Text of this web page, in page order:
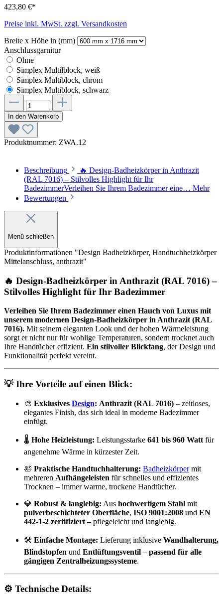
423,80 €*
Preise inkl. MwSt. zzgl. Versandkosten
Breite x Höhe in (mm)
Anschlussgarnitur
Ohne
Simplex Multilblock, weiß
Simplex Multiblock, chrom
Simplex Multiblock, schwarz
In den Warenkorb
Produktnummer: ZWA.12
Beschreibung
🔥 Design-Badheizkörper in Anthrazit
(RAL 7016) – Stilvolles Highlight für Ihr
BadezimmerVerleihen Sie Ihrem Badezimmer eine… Mehr
Bewertungen
Menü schließen
Produktinformationen "Design Badheizkörper, Handtuchheizkörper
Mittelanschluss, anthrazit"
🔥 Design-Badheizkörper in Anthrazit (RAL 7016) –
Stilvolles Highlight für Ihr Badezimmer
Verleihen Sie Ihrem Badezimmer einen Hauch von Luxus mit
unserem modernen Design-Badheizkörper in Anthrazit (RAL
7016). Mit seinem eleganten Look und der hohen Wärmeleistung
sorgt er nicht nur für wohlige Temperaturen, sondern trocknet auch
Ihre Handtücher effizient. Ein stilvoller Blickfang, der Design und
Funktionalität perfekt vereint.
💡Ihre Vorteile auf einen Blick:
🎨 Exklusives Design: Anthrazit (RAL 7016) – zeitloses,
elegantes Finish, das sich ideal in moderne Badezimmer
einfügt.
🌡️ Hohe Heizleistung: Leistungsstarke 641 bis 960 Watt für
angenehme Wärme in kürzester Zeit.
🛀 Praktische Handtuchhalterung: Badheizkörpermit
mehreren Aufhängeleisten für schnelles und effizientes
Trocknen – immer warme, trockene Handtücher.
💎 Robust & langlebig: Aus hochwertigem Stahl mit
pulverbeschichteter Oberfläche, ISO 9001:2008 und EN
442-1-2 zertifiziert –pflegeleicht und langlebig.
🛠️ Einfache Montage: Lieferung inklusive Wandhalterung,
Blindstopfen und Entlüftungsventil – passend für alle
gängigen Zentralheizungssysteme.
⚙️ Technische Details: